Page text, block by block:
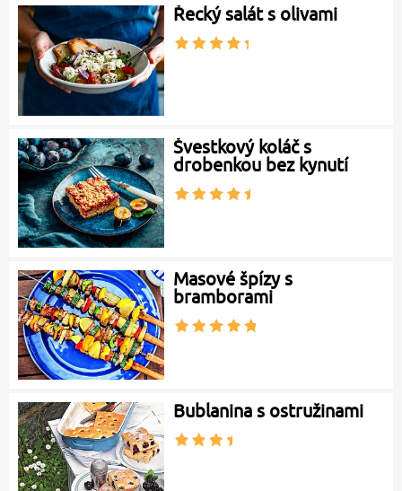
Řecký salát s olivami
Švestkový koláč s
drobenkou bez kynutí
Masové špízy s
bramborami
Bublanina s ostružinami